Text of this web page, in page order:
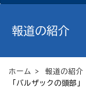
報道の紹介
ホーム > 報道の紹介
「バルザックの頭部」